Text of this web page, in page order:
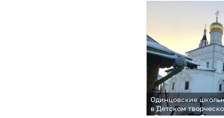
Одинцовские
в Детском